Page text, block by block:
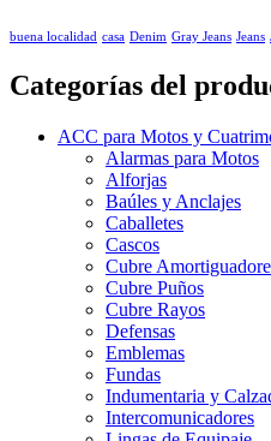
buena localidad casa Denim Gray Jeans Jeans
Categorías del
ACC para Motos y
Alarmas para Motos
Alforjas
Baúles y Anclajes
Caballetes
Cascos
Cubre
Cubre Puños
Cubre Rayos
Defensas
Emblemas
Fundas
Indumentaria y
Intercomunicadores